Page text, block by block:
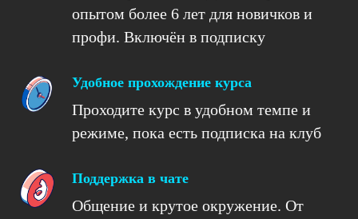
опытом более 6 лет для новичков и
профи. Включён в подписку
Удобное прохождение курса
Проходите курс в удобном темпе и
режиме, пока есть подписка на клуб
Поддержка в чате
Общение и крутое окружение. От